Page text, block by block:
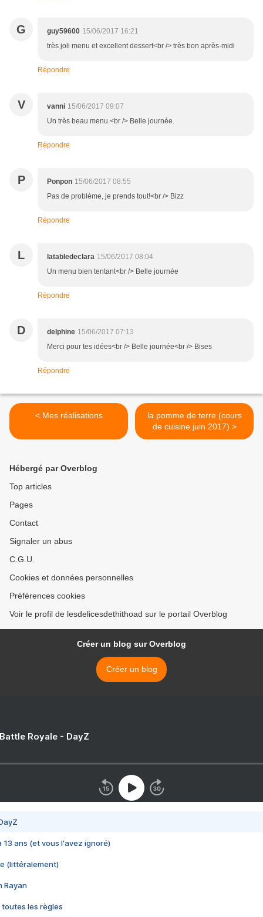
G guy59600 15/06/2017 16:21
très joli menu et excellent dessert<br /> très bon après-midi
Répondre
V vanni 15/06/2017 09:07
Un très beau menu.<br /> Belle journée.
Répondre
P Ponpon 15/06/2017 08:55
Pas de problème, je prends tout!<br /> Bizz
Répondre
L latabledeclara 15/06/2017 08:04
Un menu bien tentant<br /> Belle journée
Répondre
D delphine 15/06/2017 07:13
Merci pour tes idées<br /> Belle journée<br /> Bises
Répondre
< Mes réalisations
la pomme de terre (cours
de cuisine juin 2017) >
Hébergé par Overblog
Top articles
Pages
Contact
Signaler un abus
C.G.U.
Cookies et données personnelles
Préférences cookies
Voir le profil de lesdelicesdethithoad sur le portail Overblog
Créer un blog sur Overblog
Créer un blog
Royale - DayZ
13 ans (et vous l'avez ignoré)
(littéralement)
Rayan
toutes les règles